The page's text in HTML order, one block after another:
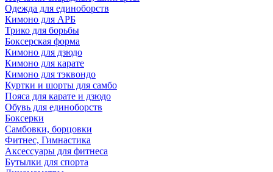
Одежда для единоборств
Кимоно для АРБ
Трико для борьбы
Боксерская форма
Кимоно для дзюдо
Кимоно для карате
Кимоно для тэквондо
Куртки и шорты для самбо
Пояса для карате и дзюдо
Обувь для единоборств
Боксерки
Самбовки, борцовки
Фитнес, Гимнастика
Аксессуары для фитнеса
Бутылки для спорта